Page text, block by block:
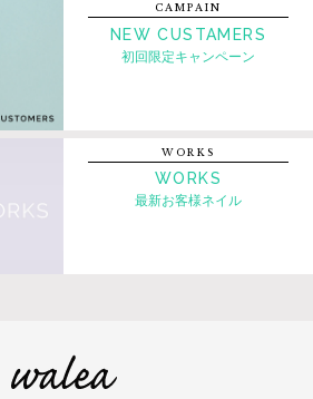
CAMPAIN
NEW CUSTAMERS
初回限定キャンペーン
WORKS
WORKS
最新お客様ネイル